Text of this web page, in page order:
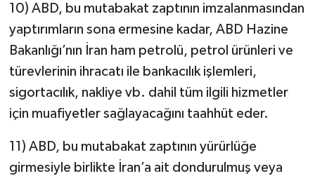
10) ABD, bu mutabakat zaptının imzalanmasından
yaptırımların sona ermesine kadar, ABD Hazine
Bakanlığı’nın İran ham petrolü, petrol ürünleri ve
türevlerinin ihracatı ile bankacılık işlemleri,
sigortacılık, nakliye vb. dahil tüm ilgili hizmetler
için muafiyetler sağlayacağını taahhüt eder.
11) ABD, bu mutabakat zaptının yürürlüğe
girmesiyle birlikte İran’a ait dondurulmuş veya